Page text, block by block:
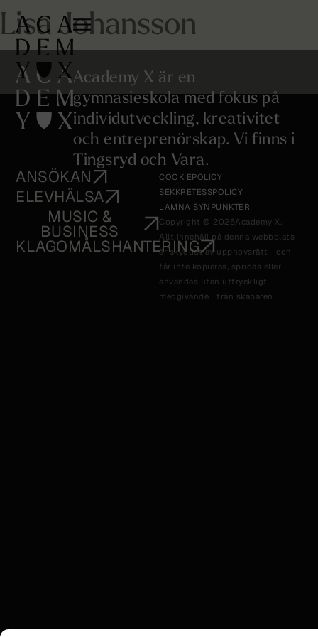
Lisa Johansson
Academy X är en
gymnasieskola med fokus på
individutveckling, kreativitet
och entreprenörskap. Vi finns i
Tingsryd och Vara.
ANSÖKAN
ELEVHÄLSA
MUSIC &
BUSINESS
KLAGOMÅLSHANTERING
COOKIEPOLICY
SEKKRETESSPOLICY
LÄMNA SYNPUNKTER
Copyright © 2026Academy X.
Allt innehåll på denna webbplats
är skyddat av upphovsrätt och
får inte kopieras, spridas eller
användas utan uttryckligt
medgivande från skaparen.